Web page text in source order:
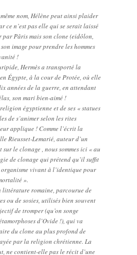
nom, Hélène peut ainsi plaider
ce n’est pas elle qui se serait laissé
par Pâris mais son clone (eidôlon,
image pour prendre les hommes
!
Hermès a transporté la
Égypte, à la cour de Protée, où elle
années de la guerre, en attendant
son mari bien-aimé !
égyptienne et de ses « statues
de s’animer selon les rites
applique ! Comme l’écrit la
Rieusset-Lemarié, auteur d’un
sur le clonage , nous sommes ici « au
de clonage qui prétend qu’il suffit
vivant à l’identique pour
».
littérature romaine, parcourue de
ou de sosies, utilisés bien souvent
de tromper (qu’on songe
d’Ovide !), qui va
du clone au plus profond de
par la religion chrétienne. La
ne contient-elle pas le récit d’une